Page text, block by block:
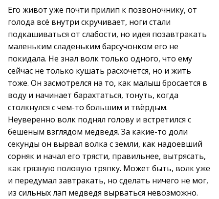
Его живот уже почти прилип к позвоночнику, от
голода всё внутри скручивает, ноги стали
подкашиваться от слабости, но идея позавтракать
маленьким сладеньким барсучонком его не
покидала. Не знал волк только одного, что ему
сейчас не только кушать расхочется, но и жить
тоже. Он засмотрелся на то, как малыш бросается в
воду и начинает барахтаться, тонуть, когда
столкнулся с чем-то большим и твёрдым.
Неуверенно волк поднял голову и встретился с
бешеным взглядом медведя. За какие-то доли
секунды он вырвал волка с земли, как надоевший
сорняк и начал его трясти, правильнее, вытрясать,
как грязную половую тряпку. Может быть, волк уже
и передумал завтракать, но сделать ничего не мог,
из сильных лап медведя вырваться невозможно.